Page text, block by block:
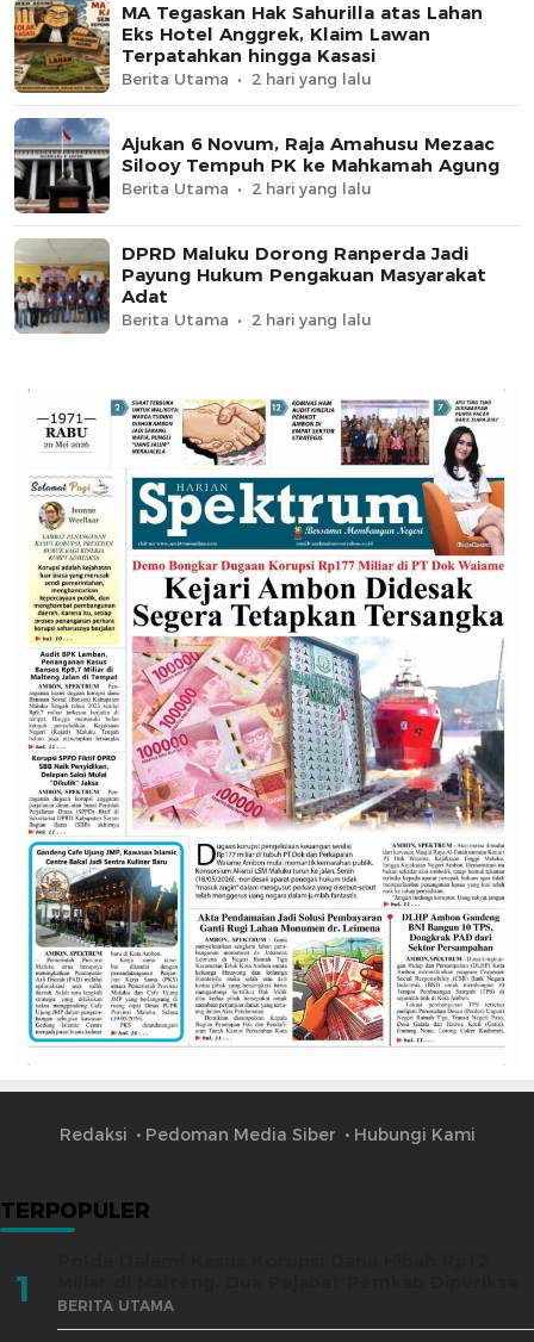
MA Tegaskan Hak Sahurilla atas Lahan
Eks Hotel Anggrek, Klaim Lawan
Terpatahkan hingga Kasasi
Berita Utama 2 hari yang lalu
Ajukan 6 Novum, Raja Amahusu Mezaac
Silooy Tempuh PK ke Mahkamah Agung
Berita Utama 2 hari yang lalu
DPRD Maluku Dorong Ranperda Jadi
Payung Hukum Pengakuan Masyarakat
Adat
Berita Utama 2 hari yang lalu
Redaksi Pedoman Media Siber Hubungi Kami
TERPOPULER
1 BERITA UTAMA